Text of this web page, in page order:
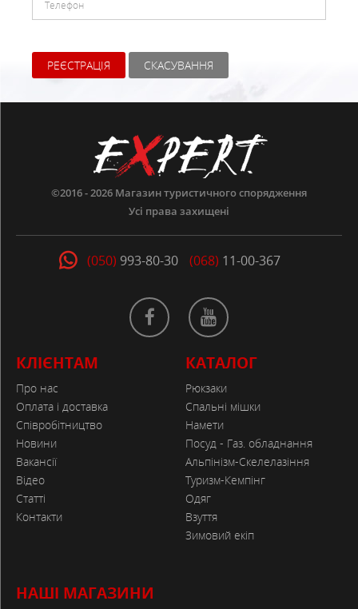
РЕЄСТРАЦІЯ СКАСУВАННЯ
©2016 - 2026 Магазин туристичного спорядження
Усі права захищені
(050) 993-80-30 (068) 11-00-367
КЛІЄНТАМ
Про нас
Оплата і доставка
Співробітництво
Новини
Вакансії
Відео
Статті
Контакти
КАТАЛОГ
Рюкзаки
Спальні мішки
Намети
Посуд - Газ. обладнання
Альпінізм-Скелелазіння
Туризм-Кемпінг
Одяг
Взуття
Зимовий екіп
НАШІ МАГАЗИНИ